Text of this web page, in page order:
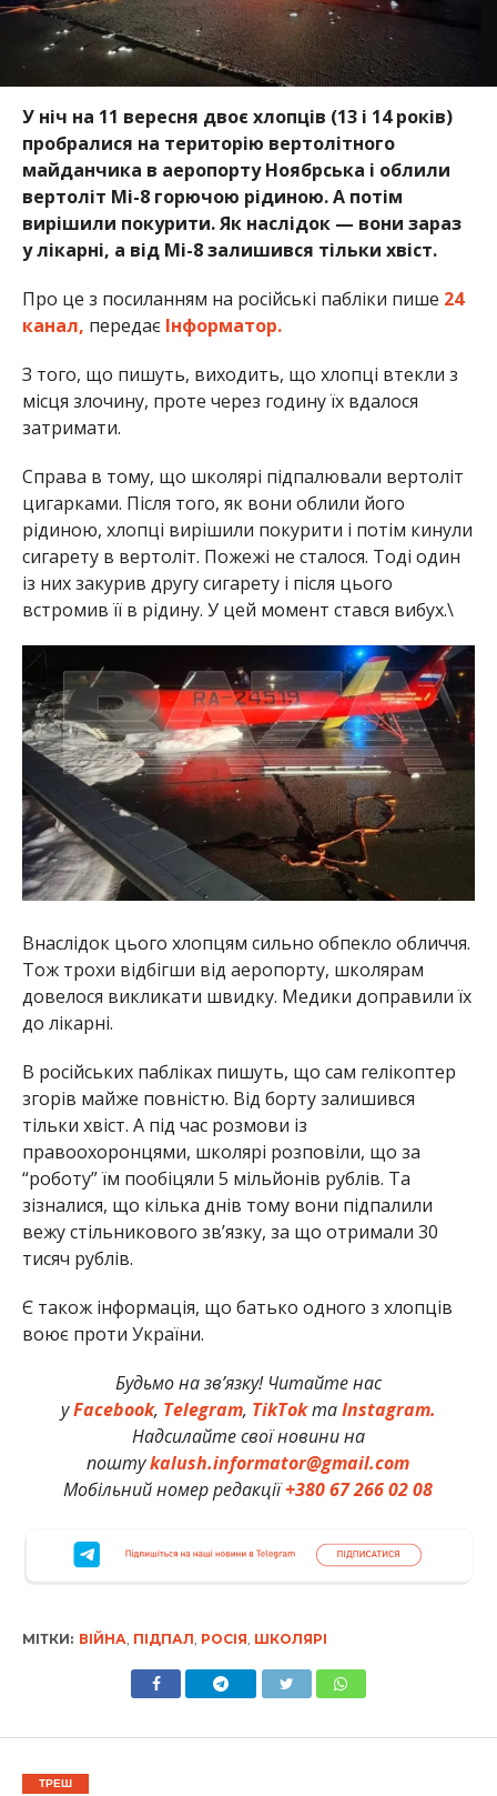
У ніч на 11 вересня двоє хлопців (13 і 14 років)
пробралися на територію вертолітного
майданчика в аеропорту Ноябрська і облили
вертоліт Мі-8 горючою рідиною. А потім
вирішили покурити. Як наслідок — вони зараз
у лікарні, а від Мі-8 залишився тільки хвіст.
Про це з посиланням на російські пабліки пише 24
канал, передає Інформатор.
З того, що пишуть, виходить, що хлопці втекли з
місця злочину, проте через годину їх вдалося
затримати.
Справа в тому, що школярі підпалювали вертоліт
цигарками. Після того, як вони облили його
рідиною, хлопці вирішили покурити і потім кинули
сигарету в вертоліт. Пожежі не сталося. Тоді один
із них закурив другу сигарету і після цього
встромив її в рідину. У цей момент стався вибух.\
Внаслідок цього хлопцям сильно обпекло обличчя.
Тож трохи відбігши від аеропорту, школярам
довелося викликати швидку. Медики доправили їх
до лікарні.
В російських пабліках пишуть, що сам гелікоптер
згорів майже повністю. Від борту залишився
тільки хвіст. А під час розмови із
правоохоронцями, школярі розповіли, що за
“роботу” їм пообіцяли 5 мільйонів рублів. Та
зізналися, що кілька днів тому вони підпалили
вежу стільникового зв’язку, за що отримали 30
тисяч рублів.
Є також інформація, що батько одного з хлопців
воює проти України.
Будьмо на зв’язку! Читайте нас
уFacebook, Telegram, TikTokтаInstagram.
Надсилайте свої новини на
поштуkalush.informator@gmail.com
Мобільний номер редакції+380 67 266 02 08
МІТКИ: ВІЙНА, ПІДПАЛ, РОСІЯ, ШКОЛЯРІ
ТРЕШ